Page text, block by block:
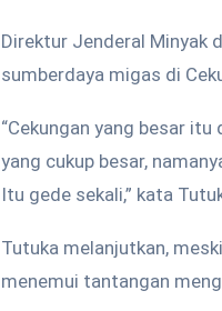
Direktur Jenderal Minyak
sumberdaya migas di
“Cekungan yang besar itu
yang cukup besar,
Itu gede sekali,” kata
Tutuka melanjutkan,
menemui tantangan